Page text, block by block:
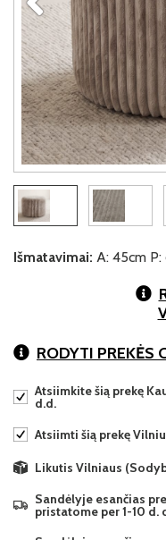
Išmatavimai: A: 45cm
RODYTI PREKĖS
Atsiimkite šią prekę
d.d.
Atsiimti šią prekę
Likutis Vilniaus
Sandėlyje esančias
pristatome per 1-10 d.